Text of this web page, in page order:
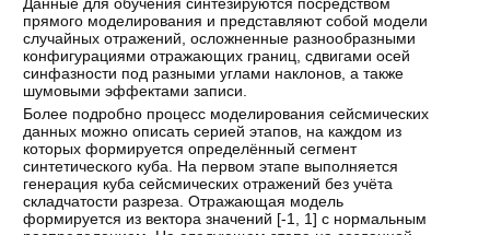
прямого моделирования и представляют собой модели
случайных отражений, осложненные разнообразными
конфигурациями отражающих границ, сдвигами осей
синфазности под разными углами наклонов, а также
шумовыми эффектами записи.
Более подробно процесс моделирования сейсмических
данных можно описать серией этапов, на каждом из
которых формируется определённый сегмент
синтетического куба. На первом этапе выполняется
генерация куба сейсмических отражений без учёта
складчатости разреза. Отражающая модель
формируется из вектора значений [-1, 1] с нормальным